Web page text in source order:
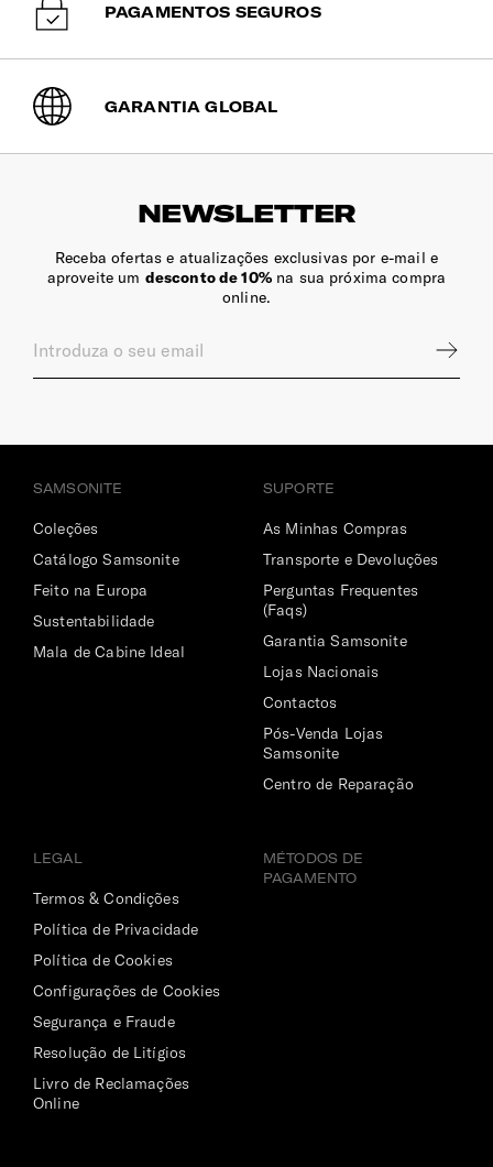
Compartimento | Documentos
Sim
Compartimento | Portátil
Saco | Vestuário e Calçado
Sim
Bolso | Telemóvel
15.6" (⌀ 39.6 cm)
PAGAMENTOS SEGUROS
GARANTIA GLOBAL
NEWSLETTER
Receba ofertas e atualizações exclusivas por e-mail e
aproveite um desconto de 10%na sua próxima compra
online.
SAMSONITE
Coleções
Catálogo Samsonite
Feito na Europa
Sustentabilidade
Mala de Cabine Ideal
SUPORTE
As Minhas Compras
Transporte e Devoluções
Perguntas Frequentes
(Faqs)
Garantia Samsonite
Lojas Nacionais
Contactos
Pós-Venda Lojas
Samsonite
Centro de Reparação
LEGAL
Termos & Condições
Política de Privacidade
Política de Cookies
Configurações de Cookies
Segurança e Fraude
Resolução de Litígios
Livro de Reclamações
Online
MÉTODOS DE
PAGAMENTO